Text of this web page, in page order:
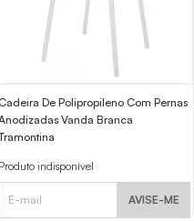
De Polipropileno Com Pernas
Vanda Branca
Produto indisponível
AVISE-ME